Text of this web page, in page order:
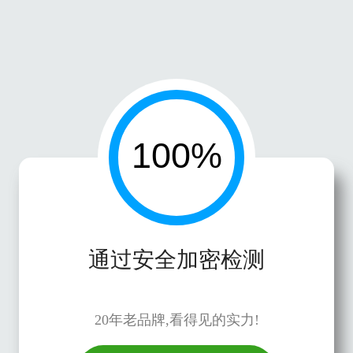
通过安全加密检测
20年老品牌,看得见的实力!